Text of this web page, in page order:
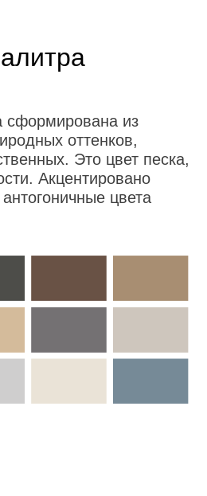
сформирована из
оттенков,
Это цвет песка,
Акцентировано
цвета